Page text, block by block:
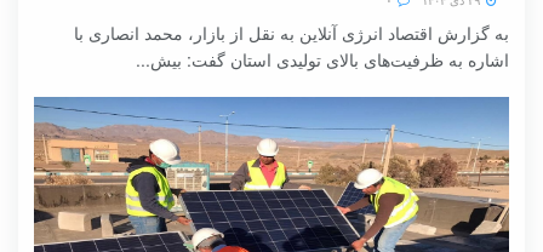
به گزارش اقتصاد انرژی آنلاین به نقل از بازار، محمد انصاری با
اشاره به ظرفیت‌های بالای تولیدی استان گفت: بیش...